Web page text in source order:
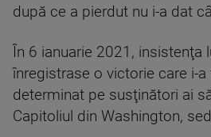
după ce a pierdut nu i-a dat
În 6 ianuarie 2021, insistenţa
înregistrase o victorie care i-
determinat pe susţinători ai
Capitoliul din Washington,